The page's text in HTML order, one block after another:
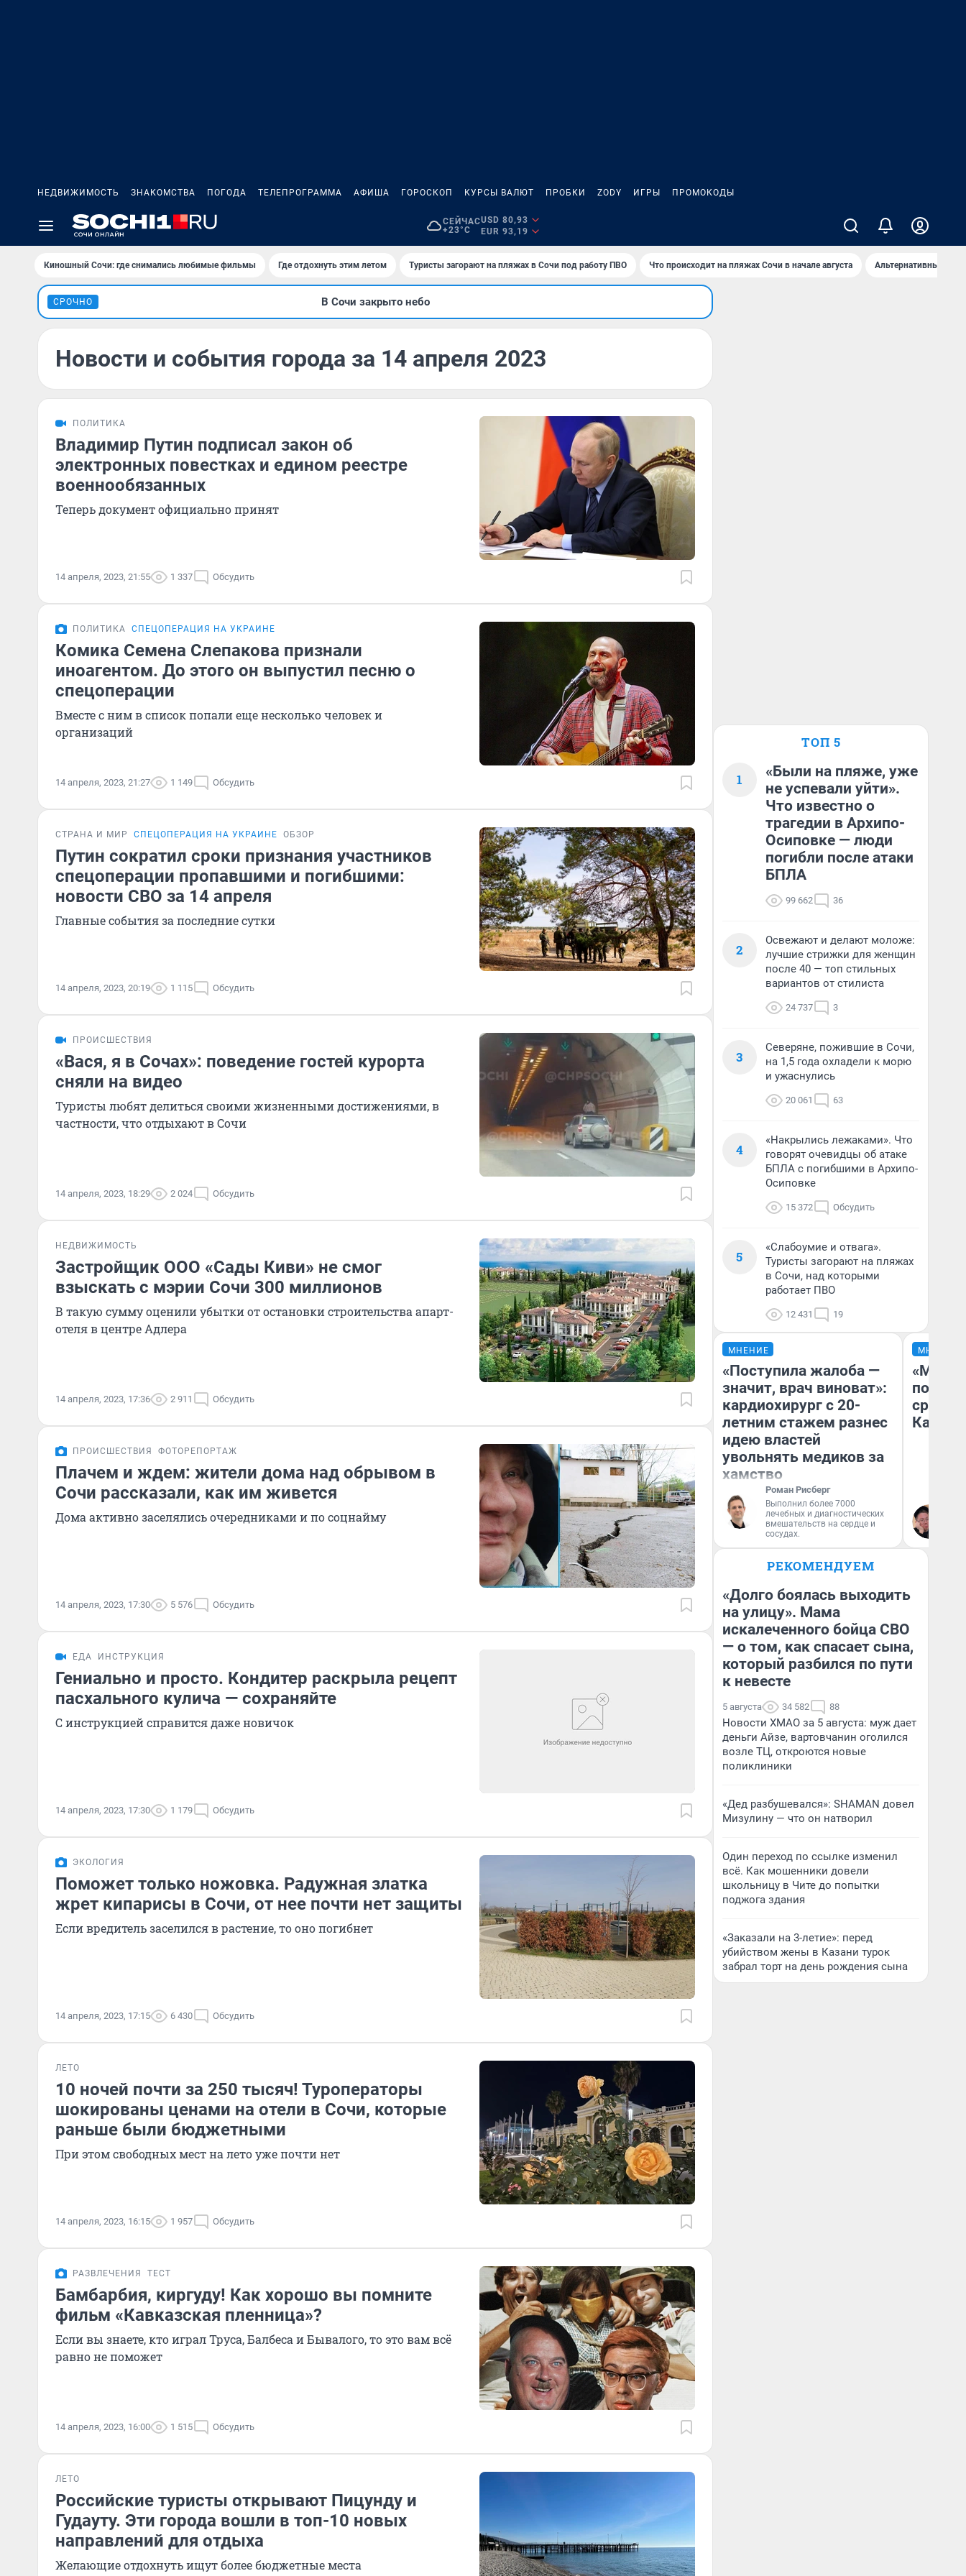
НЕДВИЖИМОСТЬ ЗНАКОМСТВА ПОГОДА ТЕЛЕПРОГРАММА АФИША ГОРОСКОП КУРСЫ ВАЛЮТ ПРОБКИ ZODY ИГРЫ ПРОМОКОДЫ
СЕЙЧАС
+23°C
USD 80,93
EUR 93,19
Киношный Сочи: где снимались любимые фильмы Где отдохнуть этим летом Туристы загорают на пляжах в Сочи под работу ПВО Что происходит на пляжах Сочи в начале августа Альтернативный
СРОЧНО В Сочи закрыто небо
Новости и события города за 14 апреля 2023
ПОЛИТИКА
Владимир Путин подписал закон об
электронных повестках и едином реестре
военнообязанных
Теперь документ официально принят
14 апреля, 2023, 21:55 1 337 Обсудить
ПОЛИТИКА СПЕЦОПЕРАЦИЯ НА УКРАИНЕ
Комика Семена Слепакова признали
иноагентом. До этого он выпустил песню о
спецоперации
Вместе с ним в список попали еще несколько человек и
организаций
14 апреля, 2023, 21:27 1 149 Обсудить
СТРАНА И МИР СПЕЦОПЕРАЦИЯ НА УКРАИНЕ ОБЗОР
Путин сократил сроки признания участников
спецоперации пропавшими и погибшими:
новости СВО за 14 апреля
Главные события за последние сутки
14 апреля, 2023, 20:19 1 115 Обсудить
ПРОИСШЕСТВИЯ
«Вася, я в Сочах»: поведение гостей курорта
сняли на видео
Туристы любят делиться своими жизненными достижениями, в
частности, что отдыхают в Сочи
14 апреля, 2023, 18:29 2 024 Обсудить
НЕДВИЖИМОСТЬ
Застройщик ООО «Сады Киви» не смог
взыскать с мэрии Сочи 300 миллионов
В такую сумму оценили убытки от остановки строительства апарт-
отеля в центре Адлера
14 апреля, 2023, 17:36 2 911 Обсудить
ПРОИСШЕСТВИЯ ФОТОРЕПОРТАЖ
Плачем и ждем: жители дома над обрывом в
Сочи рассказали, как им живется
Дома активно заселялись очередниками и по соцнайму
14 апреля, 2023, 17:30 5 576 Обсудить
ЕДА ИНСТРУКЦИЯ
Гениально и просто. Кондитер раскрыла рецепт
пасхального кулича — сохраняйте
С инструкцией справится даже новичок
14 апреля, 2023, 17:30 1 179 Обсудить
ЭКОЛОГИЯ
Поможет только ножовка. Радужная златка
жрет кипарисы в Сочи, от нее почти нет защиты
Если вредитель заселился в растение, то оно погибнет
14 апреля, 2023, 17:15 6 430 Обсудить
ЛЕТО
10 ночей почти за 250 тысяч! Туроператоры
шокированы ценами на отели в Сочи, которые
раньше были бюджетными
При этом свободных мест на лето уже почти нет
14 апреля, 2023, 16:15 1 957 Обсудить
РАЗВЛЕЧЕНИЯ ТЕСТ
Бамбарбия, киргуду! Как хорошо вы помните
фильм «Кавказская пленница»?
Если вы знаете, кто играл Труса, Балбеса и Бывалого, то это вам всё
равно не поможет
14 апреля, 2023, 16:00 1 515 Обсудить
ЛЕТО
Российские туристы открывают Пицунду и
Гудауту. Эти города вошли в топ-10 новых
направлений для отдыха
Желающие отдохнуть ищут более бюджетные места
ТОП 5
1
«Были на пляже, уже
не успевали уйти».
Что известно о
трагедии в Архипо-
Осиповке — люди
погибли после атаки
БПЛА
99 662 36
2
Освежают и делают моложе:
лучшие стрижки для женщин
после 40 — топ стильных
вариантов от стилиста
24 737 3
3
Северяне, пожившие в Сочи,
на 1,5 года охладели к морю
и ужаснулись
20 061 63
4
«Накрылись лежаками». Что
говорят очевидцы об атаке
БПЛА с погибшими в Архипо-
Осиповке
15 372 Обсудить
5
«Слабоумие и отвага».
Туристы загорают на пляжах
в Сочи, над которыми
работает ПВО
12 431 19
МНЕНИЕ
«Поступила жалоба —
значит, врач виноват»:
кардиохирург с 20-
летним стажем разнес
идею властей
увольнять медиков за
хамство
Роман Рисберг
Выполнил более 7000
лечебных и диагностических
вмешательств на сердце и
сосудах.
МНЕНИЕ
РЕКОМЕНДУЕМ
«Долго боялась выходить
на улицу». Мама
искалеченного бойца СВО
— о том, как спасает сына,
который разбился по пути
к невесте
5 августа 34 582 88
Новости ХМАО за 5 августа: муж дает
деньги Айзе, вартовчанин оголился
возле ТЦ, откроются новые
поликлиники
«Дед разбушевался»: SHAMAN довел
Мизулину — что он натворил
Один переход по ссылке изменил
всё. Как мошенники довели
школьницу в Чите до попытки
поджога здания
«Заказали на 3-летие»: перед
убийством жены в Казани турок
забрал торт на день рождения сына